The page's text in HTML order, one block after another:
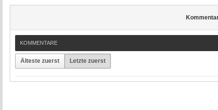
KOMMENTARE
Älteste zuerst Letzte zuerst